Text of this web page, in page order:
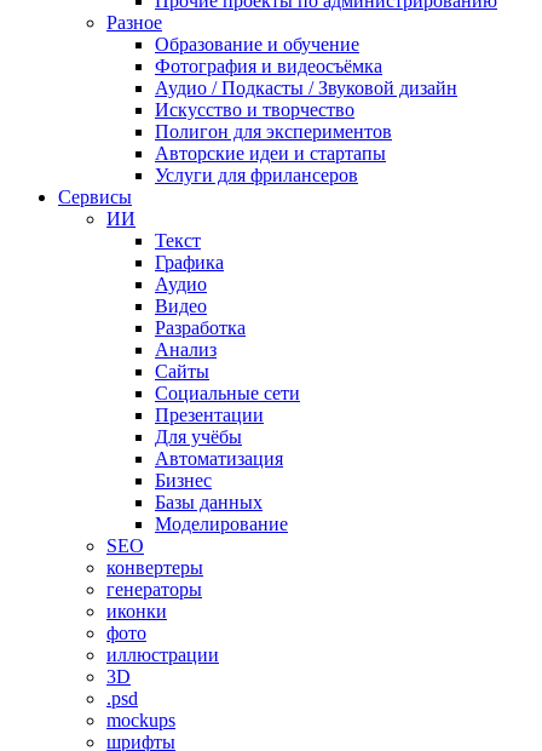
Разное
Образование и обучение
Фотография и видеосъёмка
Аудио / Подкасты / Звуковой дизайн
Искусство и творчество
Полигон для экспериментов
Авторские идеи и стартапы
Услуги для фрилансеров
Сервисы
ИИ
Текст
Графика
Аудио
Видео
Разработка
Анализ
Сайты
Социальные сети
Презентации
Для учёбы
Автоматизация
Бизнес
Базы данных
Моделирование
SEO
конвертеры
генераторы
иконки
фото
иллюстрации
3D
.psd
mockups
шрифты